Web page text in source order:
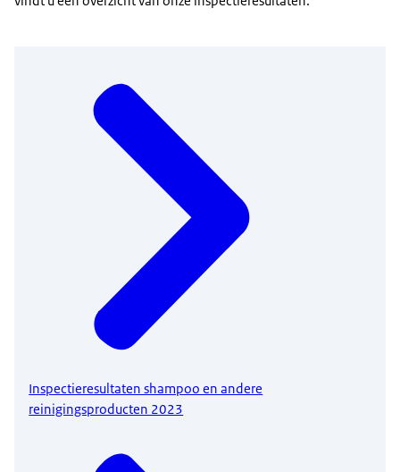
Inspectieresultaten shampoo en andere
reinigingsproducten 2023